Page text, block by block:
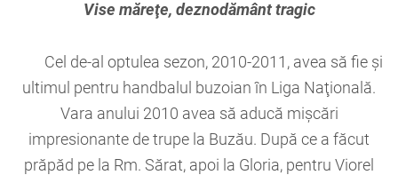
Vise măreţe, deznodământ tragic
Cel de-al optulea sezon, 2010-2011, avea să fie şi
ultimul pentru handbalul buzoian în Liga Naţională.
Vara anului 2010 avea să aducă mişcări
impresionante de trupe la Buzău. După ce a făcut
prăpăd pe la Rm. Sărat, apoi la Gloria, pentru Viorel